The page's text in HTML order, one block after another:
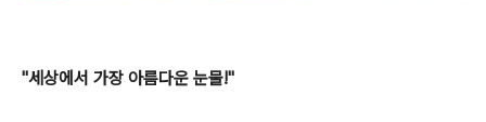
"세상에서 가장 아름다운 눈물!"